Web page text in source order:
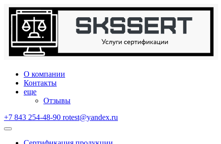
О компании
Контакты
еще
Отзывы
+7 843 254-48-90 rotest@yandex.ru